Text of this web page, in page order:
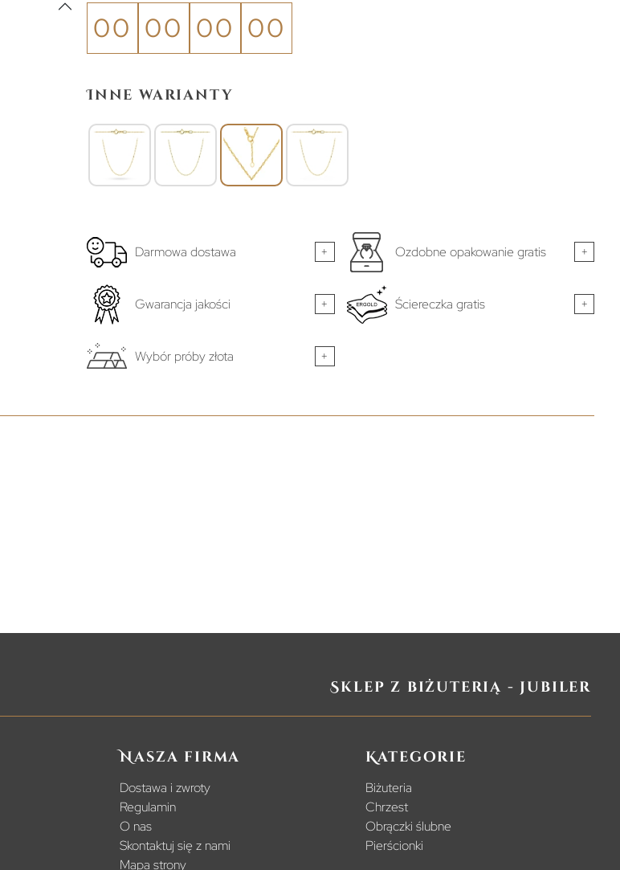
00 00 00 00
Inne warianty
Darmowa dostawa + Ozdobne opakowanie gratis +
Gwarancja jakości + Ściereczka gratis +
Wybór próby złota +
Sklep z biżuterią - jubiler
Nasza firma
Dostawa i zwroty
Regulamin
O nas
Skontaktuj się z nami
Mapa strony
Kategorie
Biżuteria
Chrzest
Obrączki ślubne
Pierścionki